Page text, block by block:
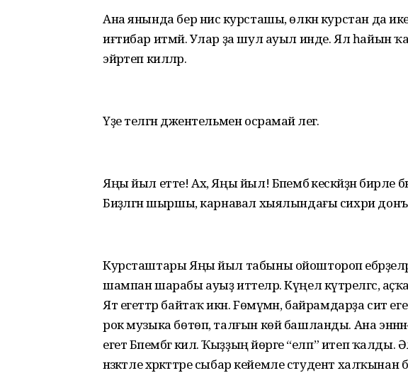
Ана янында бер нисә курсташы, өлкән курстан да
иғтибар итмәй. Улар ҙа шул ауыл инде. Ял һайын
эйәртеп киләләр.
Үҙе теләгән джентельмен осрамай әлегә.
Яңы йыл етте! Ах, Яңы йыл! Бәпембә кескәйҙән
Биҙәлгән шыршы, карнавал хыялындағы сихри
Курсташтары Яңы йыл табыны ойоштороп ебәрҙеләр.
шампан шарабы ауыҙ иттеләр. Күңел күтәрелгәс,
Ят егеттәр байтаҡ икән. Fөмүмән, байрамдарҙа сит
рок музыка бөтөп, талғын көй башланды. Ана
егет Бәпембәгә килә. Ҡыҙҙың йөрәге “елп” итеп
нәзәкәтле хәрәкәттәре сыбар кейемле студент